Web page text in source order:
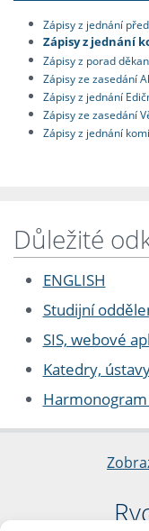
Zápisy z jednání
Zápisy z jednání
Zápisy z porad
Zápisy ze zasedání
Zápisy z jednání
Zápisy ze zasedání
Zápisy z jednání
Důležité
ENGLISH
Studijní
SIS, webové
Katedry,